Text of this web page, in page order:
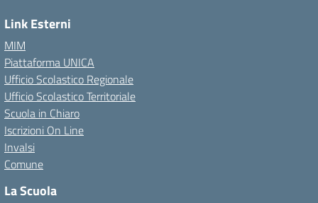
Link Esterni
MIM
Piattaforma UNICA
Ufficio Scolastico Regionale
Ufficio Scolastico Territoriale
Scuola in Chiaro
Iscrizioni On Line
Invalsi
Comune
La Scuola